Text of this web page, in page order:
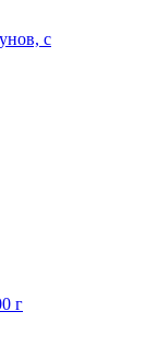
с
г